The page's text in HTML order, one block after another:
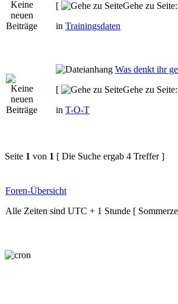
[
Gehe zu Seite:
in Trainingsdaten
Was denkt ihr
[
Gehe zu Seite:
in T-O-T
Seite 1 von 1 [ Die Suche ergab 4 Treffer ]
Foren-Übersicht
Alle Zeiten sind UTC + 1 Stunde [